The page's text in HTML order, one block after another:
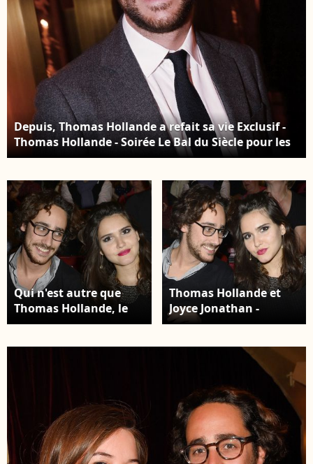
Depuis, Thomas Hollande a refait sa vie Exclusif -
Thomas Hollande - Soirée Le Bal du Siècle pour les
5 ans de l'hôtel Nolinski Paris le 8 mars 2022. ©
Qui n'est autre que
Thomas Hollande, le
fils de l'ancien
Jonathan au concert
de Céline Dion au
POPB de Paris.
Bestimage
Thomas Hollande et
Joyce Jonathan -
Concert de Céline Dion